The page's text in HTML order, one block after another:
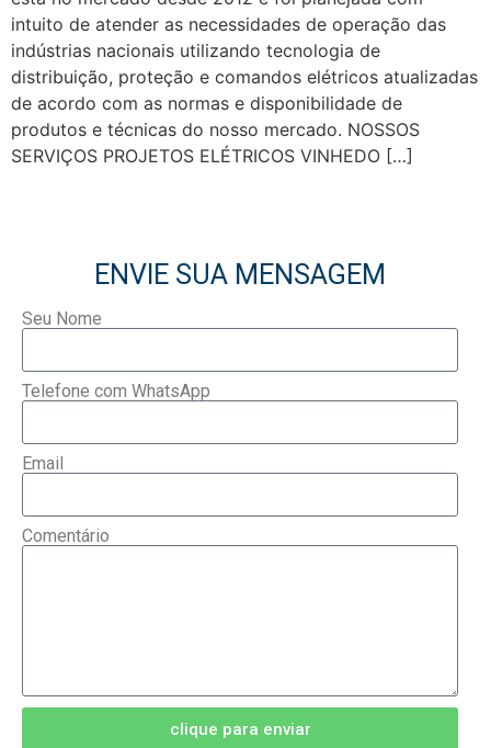
intuito de atender as necessidades de operação das
indústrias nacionais utilizando tecnologia de
distribuição, proteção e comandos elétricos atualizadas
de acordo com as normas e disponibilidade de
produtos e técnicas do nosso mercado. NOSSOS
SERVIÇOS PROJETOS ELÉTRICOS VINHEDO […]
ENVIE SUA MENSAGEM
Seu Nome
Telefone com WhatsApp
Email
Comentário
clique para enviar